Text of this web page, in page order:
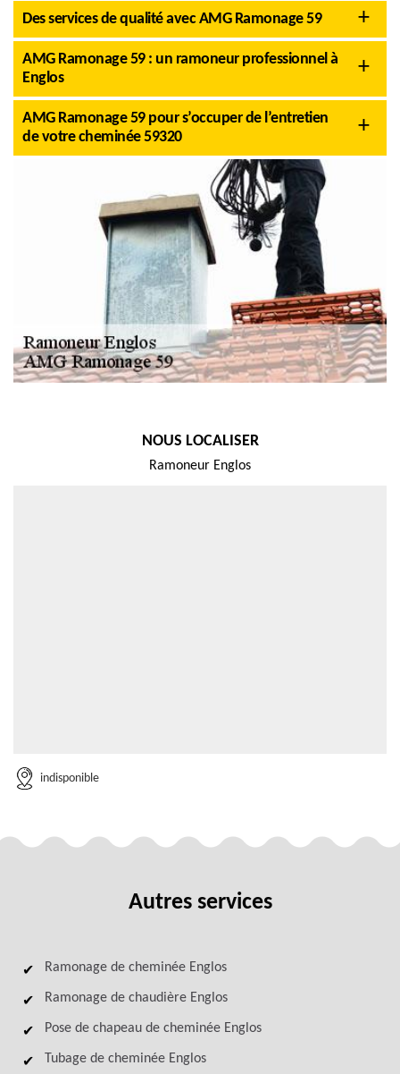
Des services de qualité avec AMG Ramonage 59
AMG Ramonage 59 : un ramoneur professionnel à
Englos
AMG Ramonage 59 pour s’occuper de l’entretien
de votre cheminée 59320
NOUS LOCALISER
Ramoneur Englos
indisponible
Autres services
Ramonage de cheminée Englos
Ramonage de chaudière Englos
Pose de chapeau de cheminée Englos
Tubage de cheminée Englos